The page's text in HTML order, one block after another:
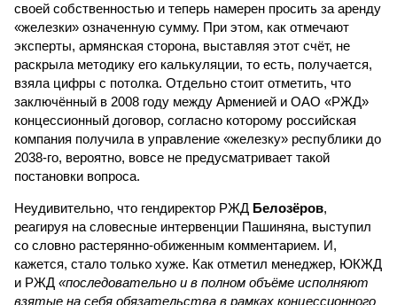
своей собственностью и теперь намерен просить за аренду
«железки» означенную сумму. При этом, как отмечают
эксперты, армянская сторона, выставляя этот счёт, не
раскрыла методику его калькуляции, то есть, получается,
взяла цифры с потолка. Отдельно стоит отметить, что
заключённый в 2008 году между Арменией и ОАО «РЖД»
концессионный договор, согласно которому российская
компания получила в управление «железку» республики до
2038-го, вероятно, вовсе не предусматривает такой
постановки вопроса.
Неудивительно, что гендиректор РЖД Белозёров,
реагируя на словесные интервенции Пашиняна, выступил
со словно растерянно-обиженным комментарием. И,
кажется, стало только хуже. Как отметил менеджер, ЮКЖД
и РЖД «последовательно и в полном объёме исполняют
взятые на себя обязательства в рамках концессионного